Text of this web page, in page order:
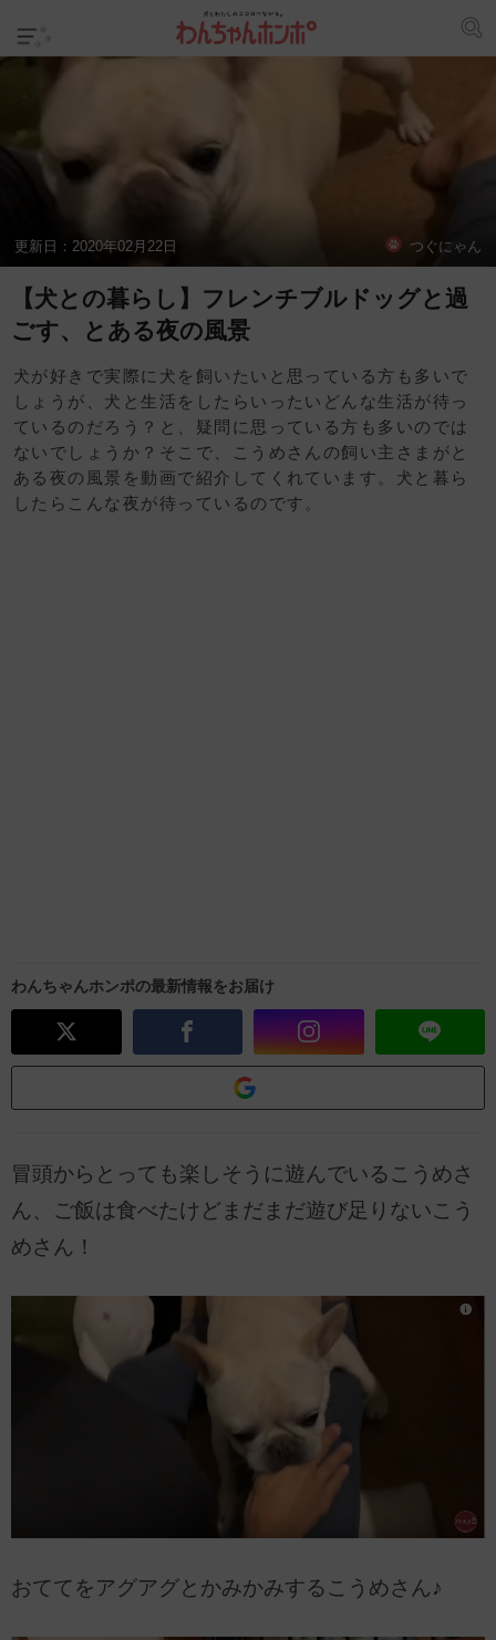
更新日： 2020年02月22日 つぐにゃん
【犬との暮らし】フレンチブルドッグと過
ごす、とある夜の風景
犬が好きで実際に犬を飼いたいと思っている方も多いで
しょうが、犬と生活をしたらいったいどんな生活が待っ
ているのだろう？と、疑問に思っている方も多いのでは
ないでしょうか？そこで、こうめさんの飼い主さまがと
ある夜の風景を動画で紹介してくれています。犬と暮ら
したらこんな夜が待っているのです。
わんちゃんホンポの最新情報をお届け
冒頭からとっても楽しそうに遊んでいるこうめさ
ん、ご飯は食べたけどまだまだ遊び足りないこう
めさん！
おててをアグアグとかみかみするこうめさん♪